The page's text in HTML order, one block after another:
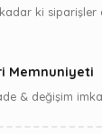
Gönder
kadar ki
Memnuniyeti
& değişim